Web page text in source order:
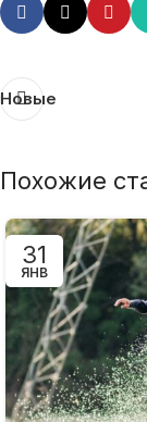
Новые
Похожие
31
ЯНВ